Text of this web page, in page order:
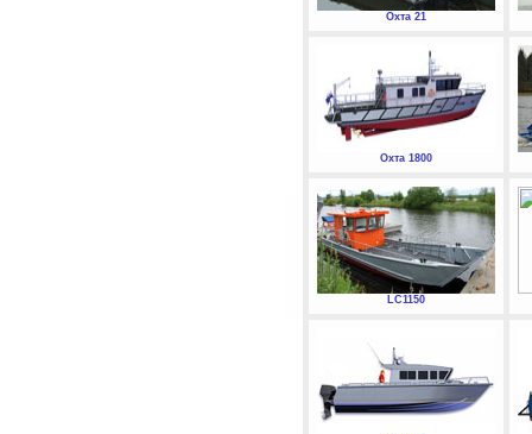
Охта 21
Охта 1800
LC1150